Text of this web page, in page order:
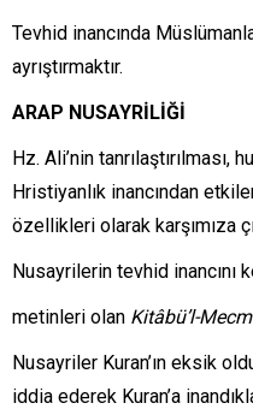
Tevhid inancında
ayrıştırmaktır.
ARAP NUSAYRİLİĞİ
Hz. Ali’nin
Hristiyanlık inancından
özellikleri olarak karşımıza
Nusayrilerin tevhid inancını
metinleri olan Kitâbü’l-
Nusayriler Kuran’ın eksik
iddia ederek Kuran’a